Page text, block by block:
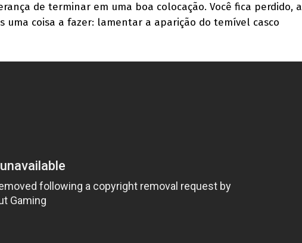
de terminar em uma boa colocação. Você fica perdido, a
uma coisa a fazer: lamentar a aparição do temível casco